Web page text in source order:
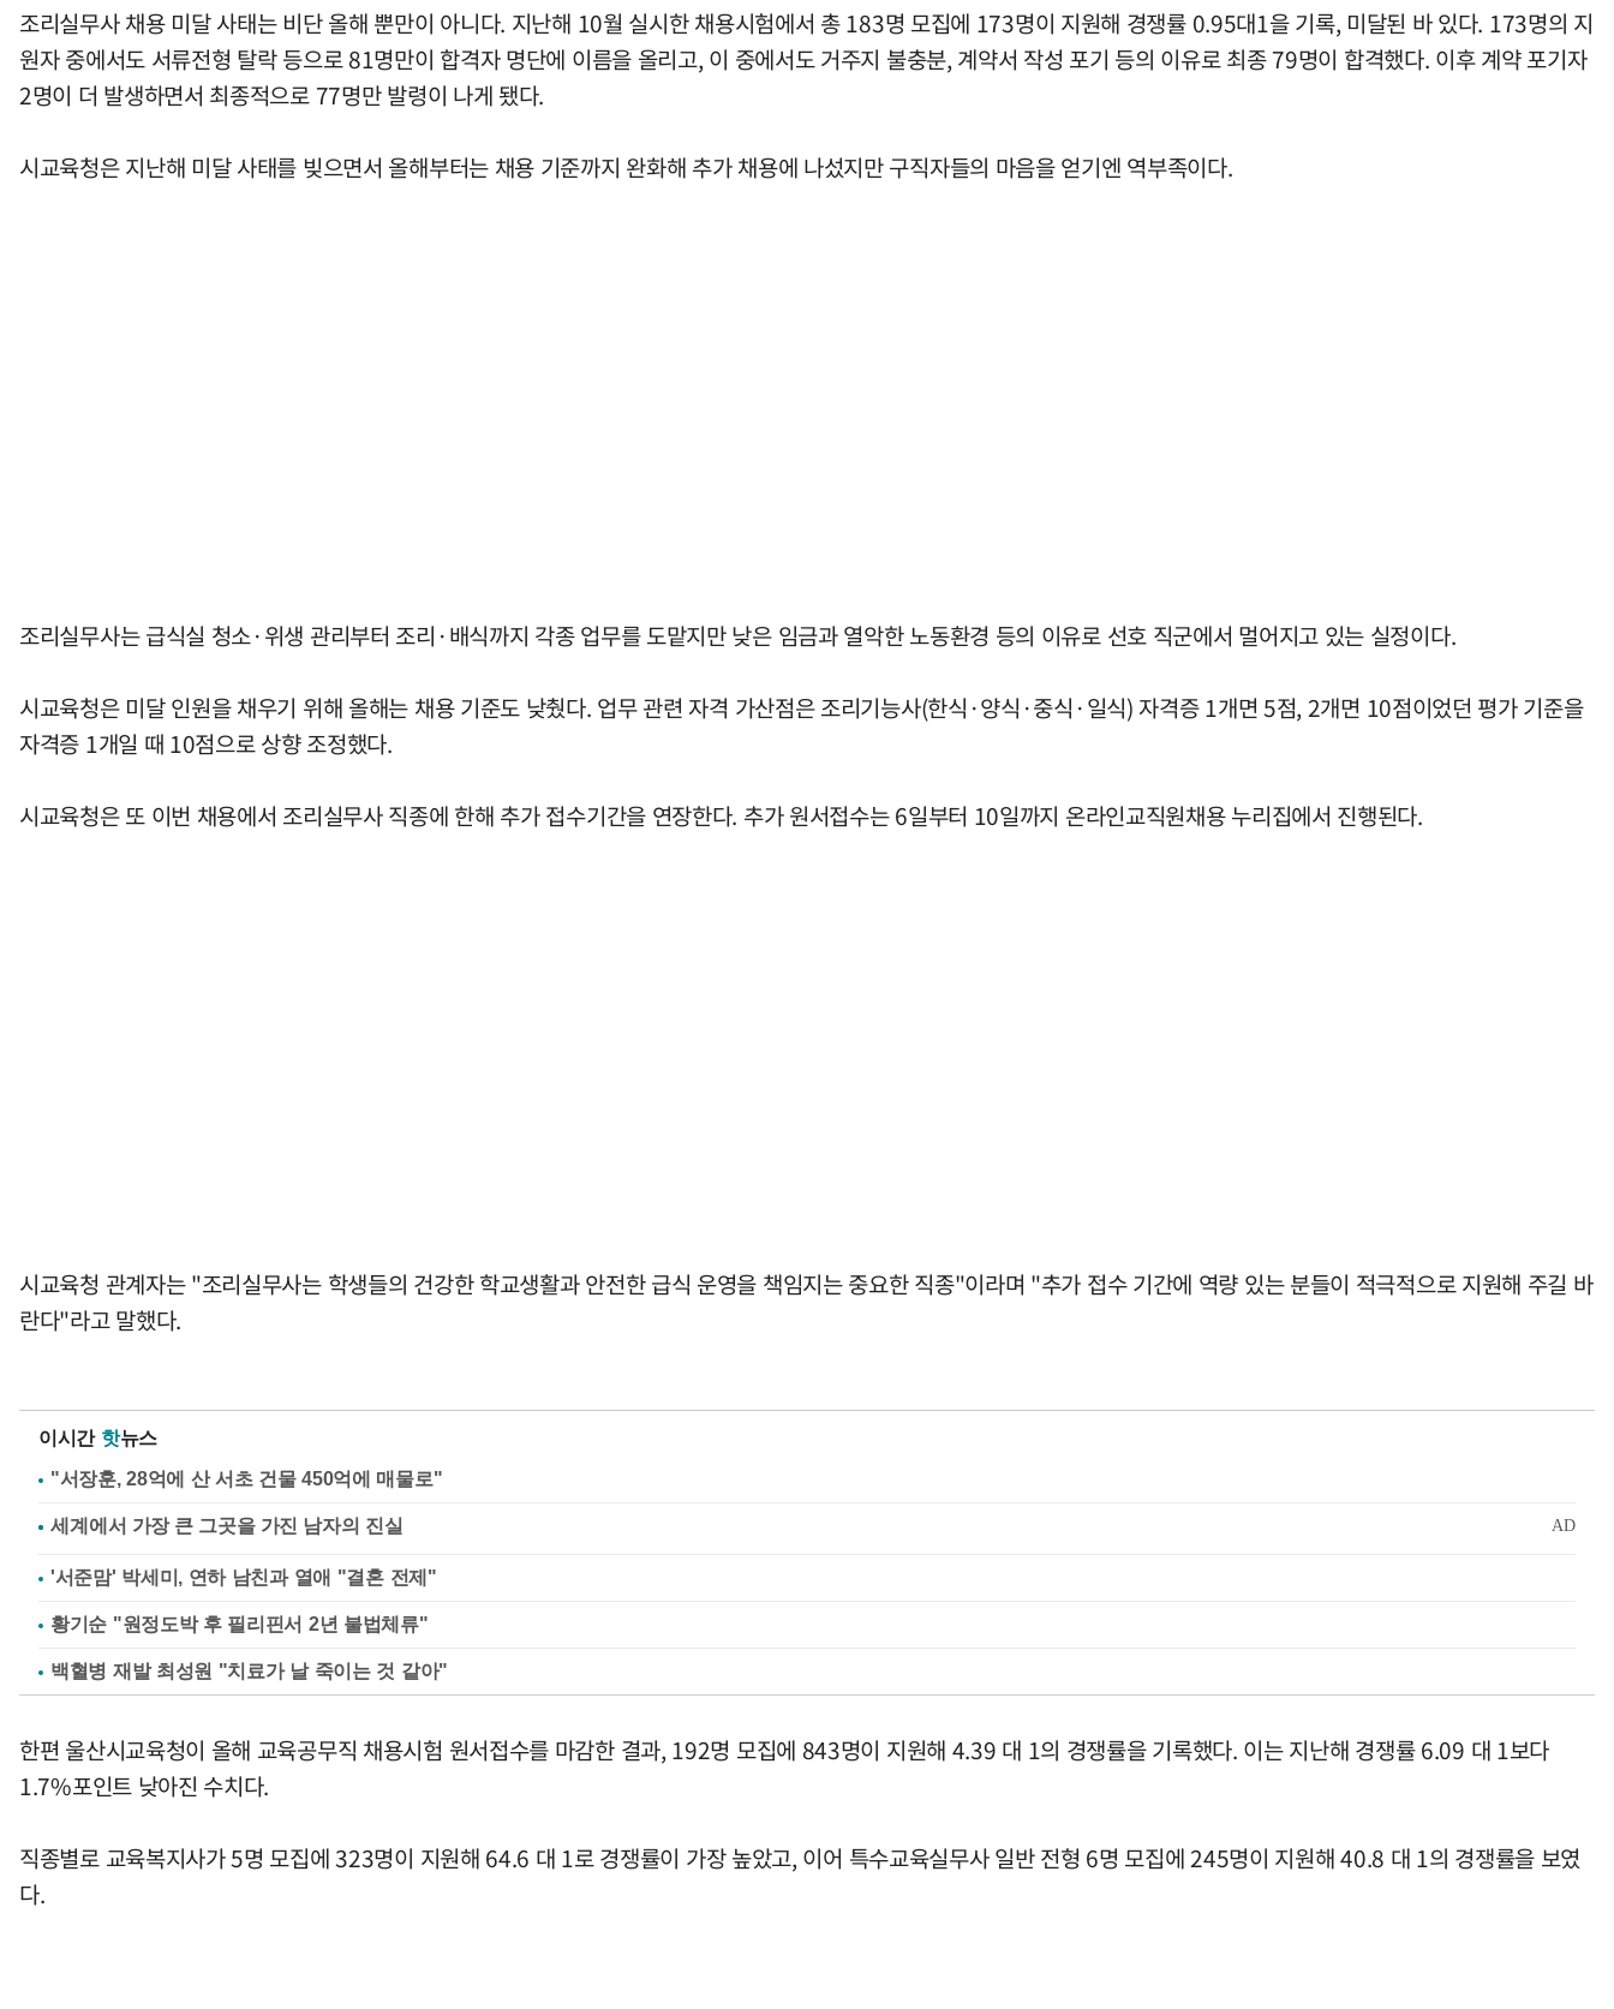
조리실무사 채용 미달 사태는 비단 올해 뿐만이 아니다. 지난해 10월 실시한 채용시험에서 총 183명 모집에 173명이 지원해 경쟁률 0.95대1을 기록, 미달된 바 있다. 173명의 지
원자 중에서도 서류전형 탈락 등으로 81명만이 합격자 명단에 이름을 올리고, 이 중에서도 거주지 불충분, 계약서 작성 포기 등의 이유로 최종 79명이 합격했다. 이후 계약 포기자
2명이 더 발생하면서 최종적으로 77명만 발령이 나게 됐다.
시교육청은 지난해 미달 사태를 빚으면서 올해부터는 채용 기준까지 완화해 추가 채용에 나섰지만 구직자들의 마음을 얻기엔 역부족이다.
조리실무사는 급식실 청소·위생 관리부터 조리·배식까지 각종 업무를 도맡지만 낮은 임금과 열악한 노동환경 등의 이유로 선호 직군에서 멀어지고 있는 실정이다.
시교육청은 미달 인원을 채우기 위해 올해는 채용 기준도 낮췄다. 업무 관련 자격 가산점은 조리기능사(한식·양식·중식·일식) 자격증 1개면 5점, 2개면 10점이었던 평가 기준을
자격증 1개일 때 10점으로 상향 조정했다.
시교육청은 또 이번 채용에서 조리실무사 직종에 한해 추가 접수기간을 연장한다. 추가 원서접수는 6일부터 10일까지 온라인교직원채용 누리집에서 진행된다.
시교육청 관계자는 "조리실무사는 학생들의 건강한 학교생활과 안전한 급식 운영을 책임지는 중요한 직종"이라며 "추가 접수 기간에 역량 있는 분들이 적극적으로 지원해 주길 바
란다"라고 말했다.
이시간 핫뉴스
"서장훈, 28억에 산 서초 건물 450억에 매물로"
'서준맘' 박세미, 연하 남친과 열애 "결혼 전제"
황기순 "원정도박 후 필리핀서 2년 불법체류"
백혈병 재발 최성원 "치료가 날 죽이는 것 같아"
한편 울산시교육청이 올해 교육공무직 채용시험 원서접수를 마감한 결과, 192명 모집에 843명이 지원해 4.39 대 1의 경쟁률을 기록했다. 이는 지난해 경쟁률 6.09 대 1보다
1.7%포인트 낮아진 수치다.
직종별로 교육복지사가 5명 모집에 323명이 지원해 64.6 대 1로 경쟁률이 가장 높았고, 이어 특수교육실무사 일반 전형 6명 모집에 245명이 지원해 40.8 대 1의 경쟁률을 보였
다.